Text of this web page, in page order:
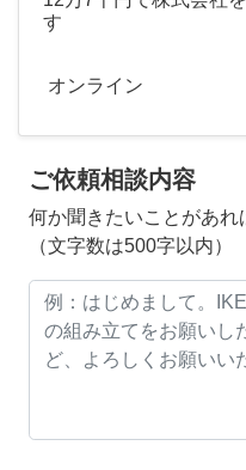
す
オンライン
ご依頼相談内容
何か聞きたいことがあ
（文字数は500字以内）